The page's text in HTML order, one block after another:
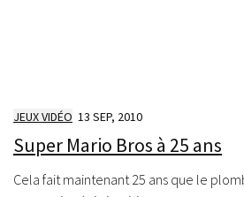
JEUX VIDÉO 13 SEP, 2010
Super Mario Bros à 25 ans
Cela fait maintenant 25 ans que le